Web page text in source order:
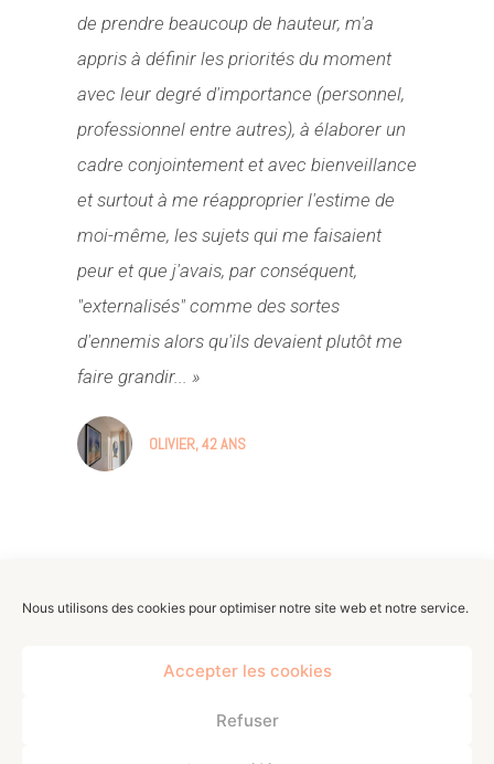
Nous utilisons des cookies pour optimiser notre site web et notre service.
Accepter les cookies
Refuser
de prendre beaucoup de hauteur, m'a
appris à définir les priorités du moment
avec leur degré d'importance (personnel,
professionnel entre autres), à élaborer un
cadre conjointement et avec bienveillance
et surtout à me réapproprier l'estime de
moi-même, les sujets qui me faisaient
peur et que j'avais, par conséquent,
"externalisés" comme des sortes
d'ennemis alors qu'ils devaient plutôt me
faire grandir... »
OLIVIER, 42 ANS
© 2025,Caroline Lamassoure.Tous droits